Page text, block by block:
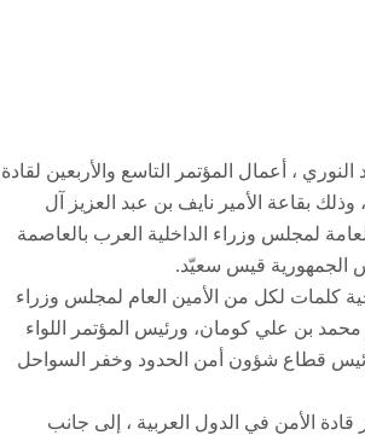
النوري ، أعمال المؤتمر التاسع والأربعين لقادة
بقاعة الأمير نايف بن عبد العزيز آل
لمجلس وزراء الداخلية العرب بالعاصمة
الجمهورية قيس سعيّد.
كلمات لكل من الأمين العام لمجلس وزراء
محمد بن علي كومان، ورئيس المؤتمر اللواء
قطاع شؤون أمن الحدود وخفر السواحل
الأمن في الدول العربية ، إلى جانب